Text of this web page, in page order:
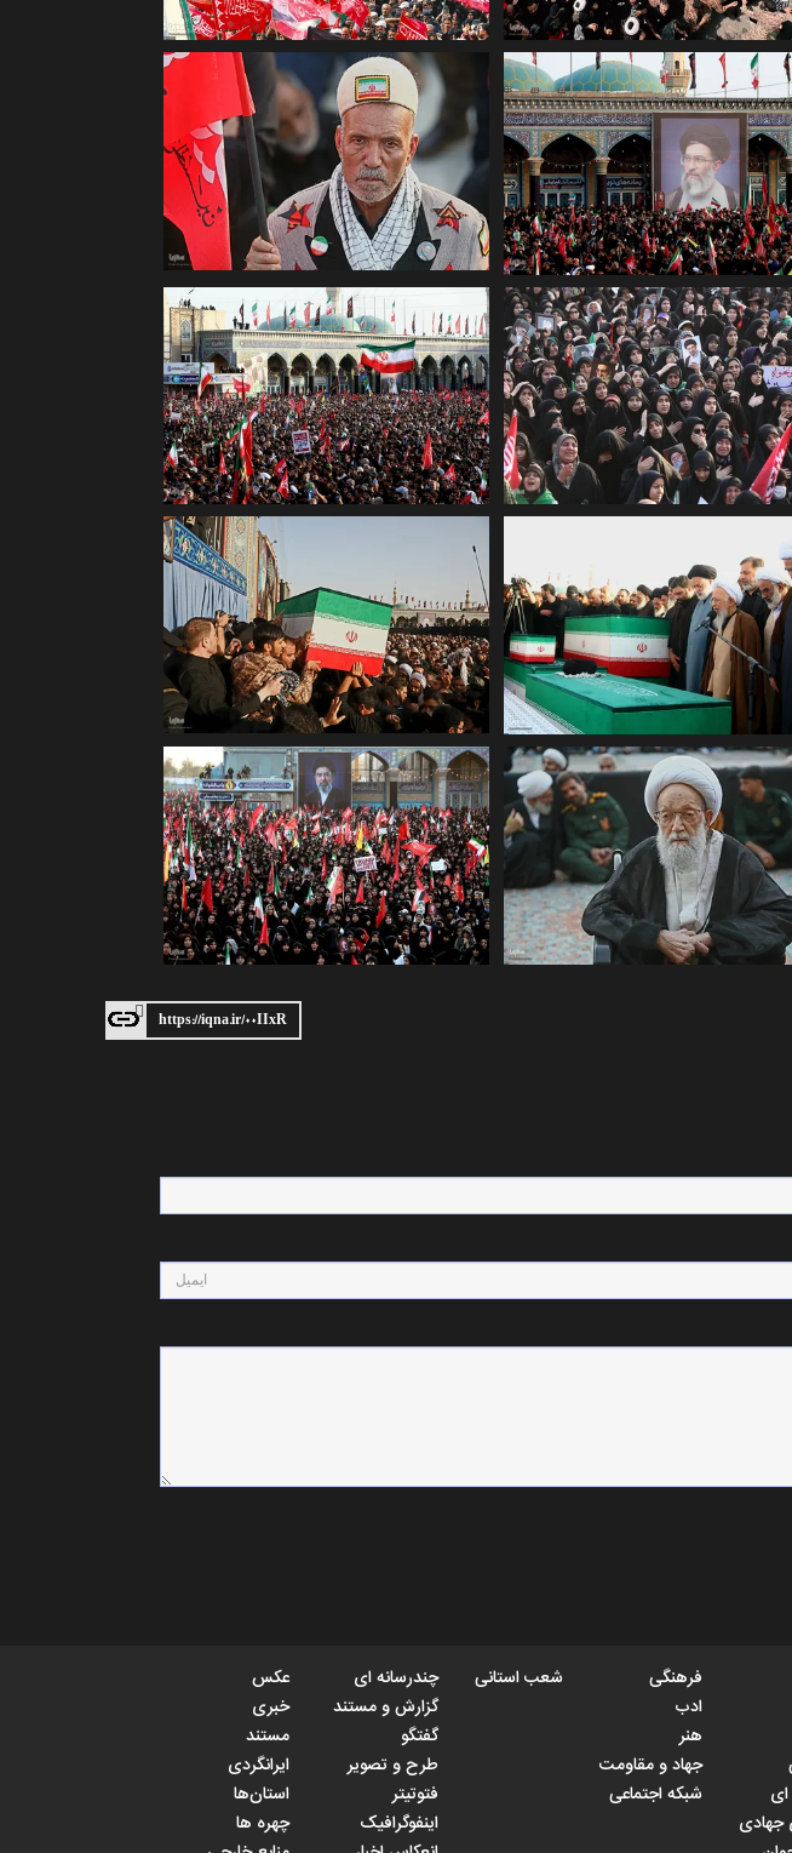
https://iqna.ir/۰۰IIxR
جهادی
فرهنگی
ادب
هنر
جهاد و مقاومت
شبکه اجتماعی
شعب استانی
چندرسانه ای
گزارش و مستند
گفتگو
طرح و تصویر
فتوتیتر
اینفوگرافیک
عکس
خبری
مستند
ایرانگردی
استان‌ها
چهره ها